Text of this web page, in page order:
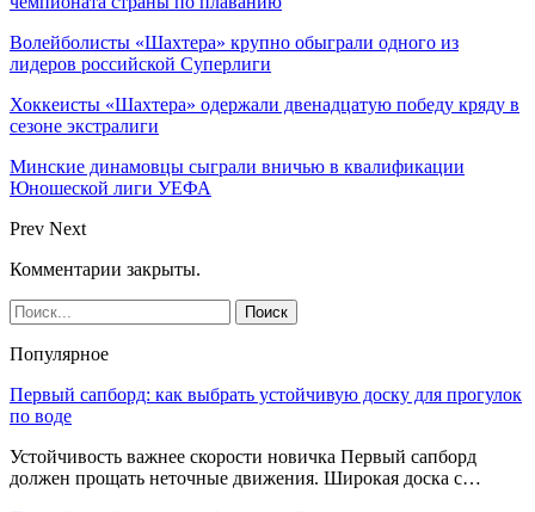
Волейболисты «Шахтера» крупно обыграли одного из
лидеров российской Суперлиги
Хоккеисты «Шахтера» одержали двенадцатую победу кряду в
сезоне экстралиги
Минские динамовцы сыграли вничью в квалификации
Юношеской лиги УЕФА
Prev Next
Комментарии закрыты.
Популярное
Первый сапборд: как выбрать устойчивую доску для прогулок
по воде
Устойчивость важнее скорости новичка Первый сапборд
должен прощать неточные движения. Широкая доска с…